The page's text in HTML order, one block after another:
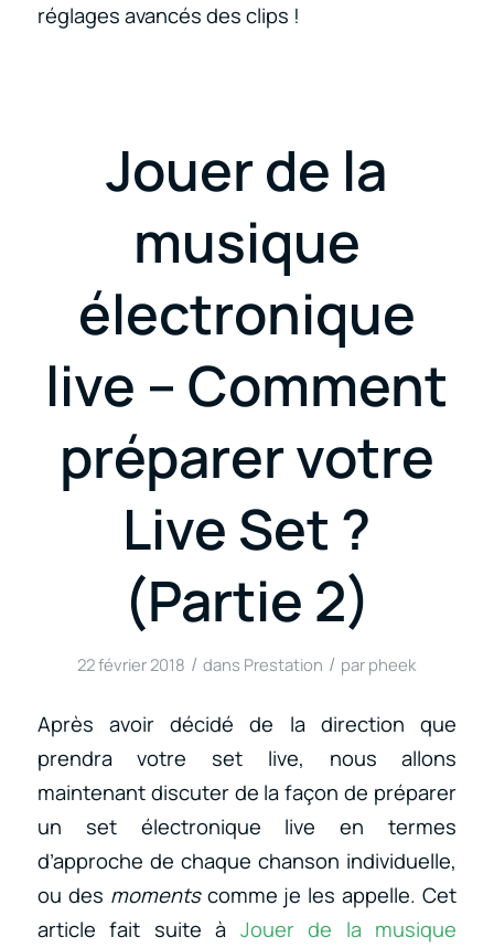
réglages avancés des clips !
Jouer de la
musique
électronique
live – Comment
préparer votre
Live Set ?
(Partie 2)
22 février 2018 / dans Prestation / par pheek
Après avoir décidé de la direction que
prendra votre set live, nous allons
maintenant discuter de la façon de préparer
un set électronique live en termes
d’approche de chaque chanson individuelle,
ou des momentscomme je les appelle. Cet
article fait suite à Jouer de la musique